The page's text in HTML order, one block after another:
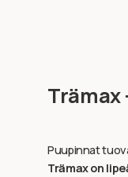
Trämax
Puupinnat
Trämax on